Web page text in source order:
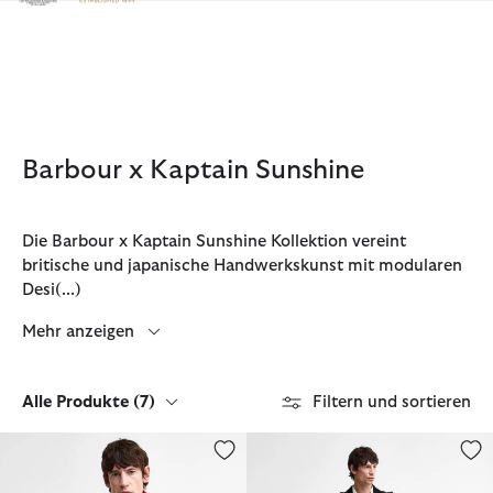
Klicken Sie hier, um unsere Barrierefreiheitserklärung
Barbour x Kaptain Sunshine
Die Barbour x Kaptain Sunshine Kollektion vereint
britische und japanische Handwerkskunst mit modularen
Desi(...)
Mehr anzeigen
Alle Produkte (7) Filtern und sortieren
Barbour x Kaptain Sunshine Freizeitjacke Transport Smock
Barbour x Kaptain Sunshine